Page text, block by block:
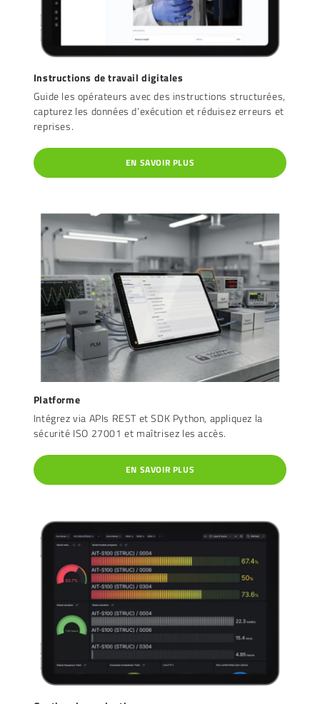
Instructions de travail digitales
Guide les opérateurs avec des instructions structurées,
capturez les données d’exécution et réduisez erreurs et
reprises.
EN SAVOIR PLUS
Platforme
Intégrez via APIs REST et SDK Python, appliquez la
sécurité ISO 27001 et maîtrisez les accès.
EN SAVOIR PLUS